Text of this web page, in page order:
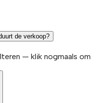
de verkoop?
— klik nogmaals om